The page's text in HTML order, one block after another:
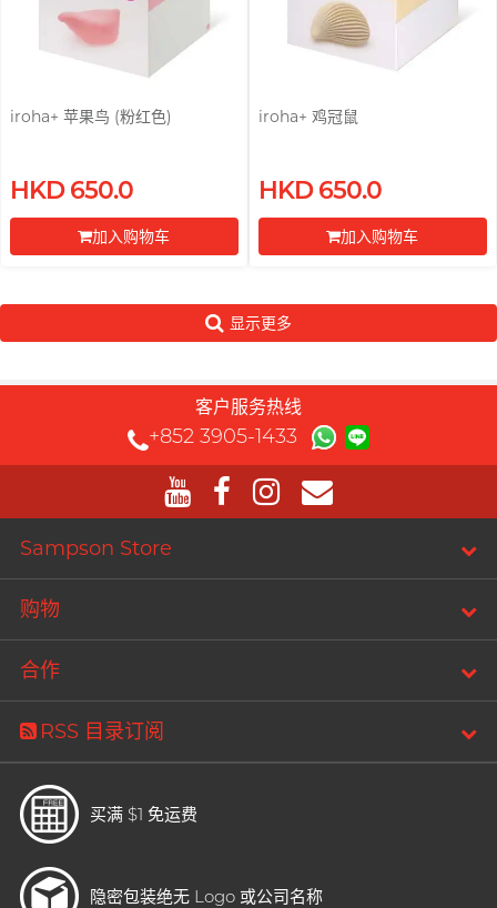
iroha+ 苹果鸟 (粉红色)
HKD 650.0
加入购物车
iroha+ 鸡冠鼠
HKD 650.0
加入购物车
显示更多
客户服务热线
+852 3905-1433
Sampson Store
购物
合作
RSS 目录订阅
买满 $1 免运费
隐密包装绝无 Logo 或公司名称